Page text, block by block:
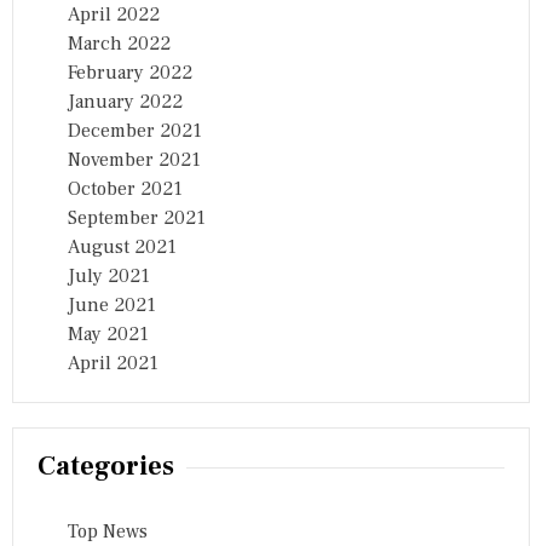
April 2022
March 2022
February 2022
January 2022
December 2021
November 2021
October 2021
September 2021
August 2021
July 2021
June 2021
May 2021
April 2021
Categories
Top News